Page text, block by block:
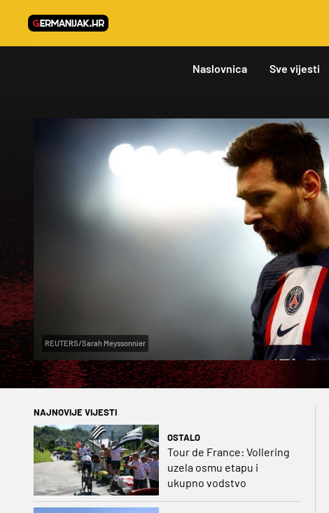
Naslovnica Sve vijesti
REUTERS/Sarah Meyssonnier
NAJNOVIJE VIJESTI
OSTALO
Tour de France: Vollering
uzela osmu etapu i
ukupno vodstvo